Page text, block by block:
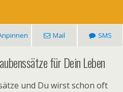
Mail SMS
für Dein Leben
und Du wirst schon oft